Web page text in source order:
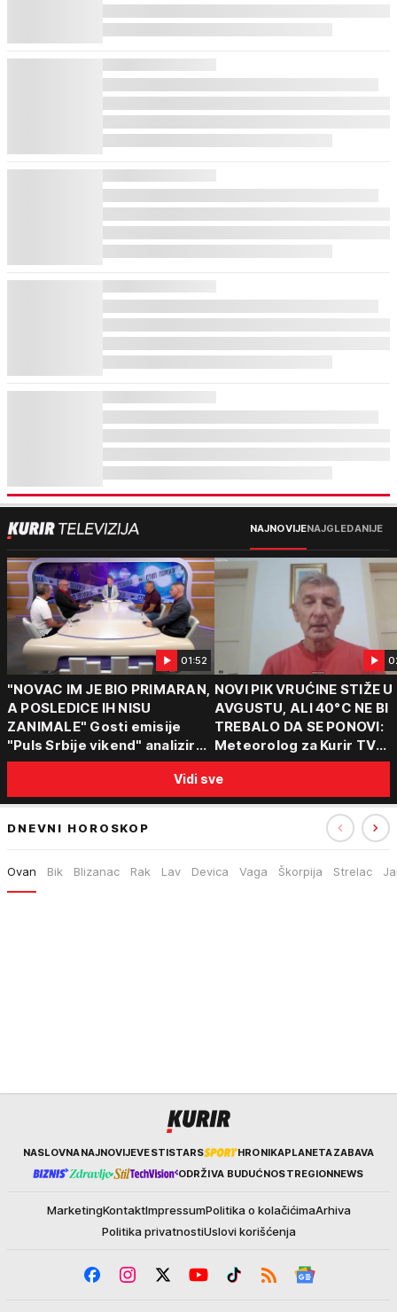
NAJNOVIJENAJGLEDANIJE
01:52
"NOVAC IM JE BIO PRIMARAN,
A POSLEDICE IH NISU
ZANIMALE" Gosti emisije
"Puls Srbije vikend" analizirali
slučajeve koji su potresli
Srbiju: Zločin se ne isplati
NOVI PIK VRUĆINE STIŽE U
AVGUSTU, ALI 40°C NE BI
TREBALO DA SE PONOVI:
Meteorolog za Kurir TV
objasnio šta nas čeka:
za ozbiljne padavine su
Vidi sve
DNEVNI HOROSKOP
Ovan Bik Blizanac Rak Lav Devica Vaga Škorpija Strelac
KurirNASLOVNANAJNOVIJEVESTISTARS HRONIKAPLANETAZABAVA
ODRŽIVA BUDUĆNOSTREGIONNEWS
MarketingKontaktImpressumPolitika o kolačićimaArhiva
Politika privatnostiUslovi korišćenja